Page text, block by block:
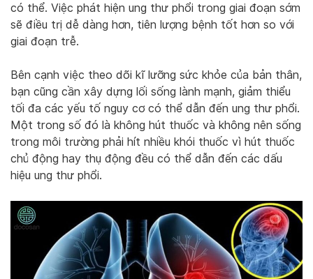
có thể. Việc phát hiện ung thư phổi trong giai đoạn sớm
sẽ điều trị dễ dàng hơn, tiên lượng bệnh tốt hơn so với
giai đoạn trễ.
Bên cạnh việc theo dõi kĩ lưỡng sức khỏe của bản thân,
bạn cũng cần xây dựng lối sống lành mạnh, giảm thiểu
tối đa các yếu tố nguy cơ có thể dẫn đến ung thư phổi.
Một trong số đó là không hút thuốc và không nên sống
trong môi trường phải hít nhiều khói thuốc vì hút thuốc
chủ động hay thụ động đều có thể dẫn đến các dấu
hiệu ung thư phổi.